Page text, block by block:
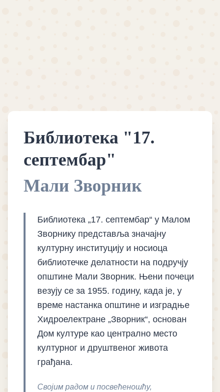
Библиотека "17.
септембар"
Мали Зворник
Библиотека „17. септембар“ у Малом
Зворнику представља значајну
културну институцију и носиоца
библиотечке делатности на подручју
општине Мали Зворник. Њени почеци
везују се за 1955. годину, када је, у
време настанка општине и изградње
Хидроелектране „Зворник“, основан
Дом културе као централно место
културног и друштвеног живота
грађана.
Својим радом и посвећеношћу,